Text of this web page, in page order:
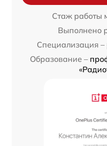
Стаж работы
Выполнено
Специализация –
Образование –